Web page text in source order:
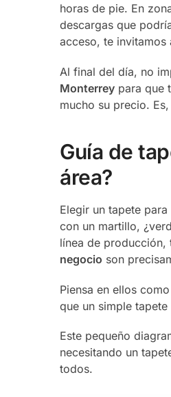
horas de pie. En
descargas que
acceso, te invitamos
Al final del día, no
Monterrey para que
mucho su precio.
Guía de
área?
Elegir un tapete
con un martillo,
línea de producción,
negocio son
Piensa en ellos
que un simple
Este pequeño
necesitando un
todos.